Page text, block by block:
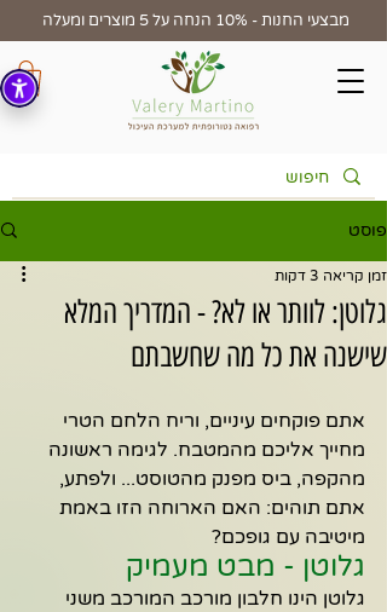
מבצעי החנות - 10% הנחה על 5 מוצרים ומעלה
פוסט
גלוטן: לוותר או לא? - המדריך המלא
שישנה את כל מה שחשבתם
זמן קריאה 3 דקות
אתם פוקחים עיניים, וריח הלחם הטרי
מחייך אליכם מהמטבח. לגימה ראשונה
מהקפה, ביס מפנק מהטוסט... ולפתע,
אתם תוהים: האם הארוחה הזו באמת
מיטיבה עם גופכם?
גלוטן - מבט מעמיק
גלוטן הינו חלבון מורכב המורכב משני